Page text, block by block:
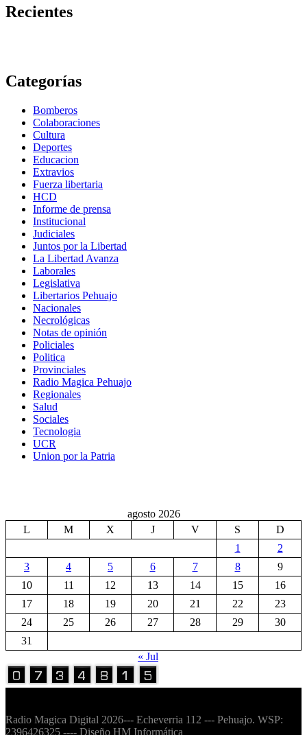
Recientes
Categorías
Bomberos
Colaboraciones
Cultura
Deportes
Educacion
Extravios
Fuerza libertaria
HCD
Informe de prensa
Institucional
Judiciales
Juntos por la Libertad
La Libertad Avanza
Laborales
Legislativa
Libertarios Pehuajo
Nacionales
Necrológicas
Notas de opinión
Policiales
Politica
Provinciales
Radio Magica Pehuajo
Regionales
Salud
Sociales
Tecnologia
UCR
Union por la Patria
agosto 2026
L
M X J V S
D
1
2
3
4 5 6 7 8
9
10
11 12 13 14 15
16
17
18 19 20 21 22
23
24
25 26 27 28 29
30
31
« Jul
Radio Magica Digital 2026--- Echeverria 112 --- Pehuajo. WSP:
2396426325 ---- Diseño HM Informática